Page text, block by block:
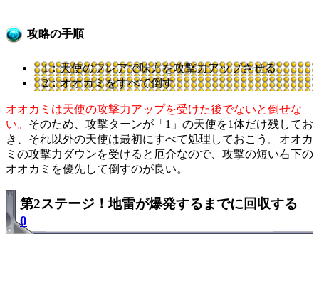
攻略の手順
1：天使のフレアで味方を攻撃力アップさせる
2：オオカミをすべて倒す
オオカミは天使の攻撃力アップを受けた後でないと倒せな
い。 そのため、攻撃ターンが「1」の天使を1体だけ残してお
き、それ以外の天使は最初にすべて処理しておこう。オオカ
ミの攻撃力ダウンを受けると厄介なので、攻撃の短い右下の
オオカミを優先して倒すのが良い。
第2ステージ！地雷が爆発するまでに回収する
0